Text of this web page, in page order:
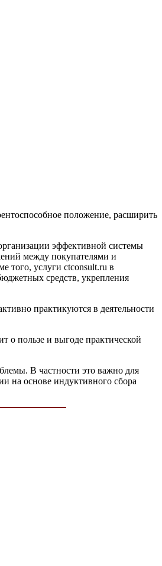
положение, расширить
эффективной системы
между покупателями и
того, услуги ctconsult.ru в
средств, укрепления
практикуются в деятельности
о пользе и выгоде практической
В частности это важно для
на основе индуктивного сбора